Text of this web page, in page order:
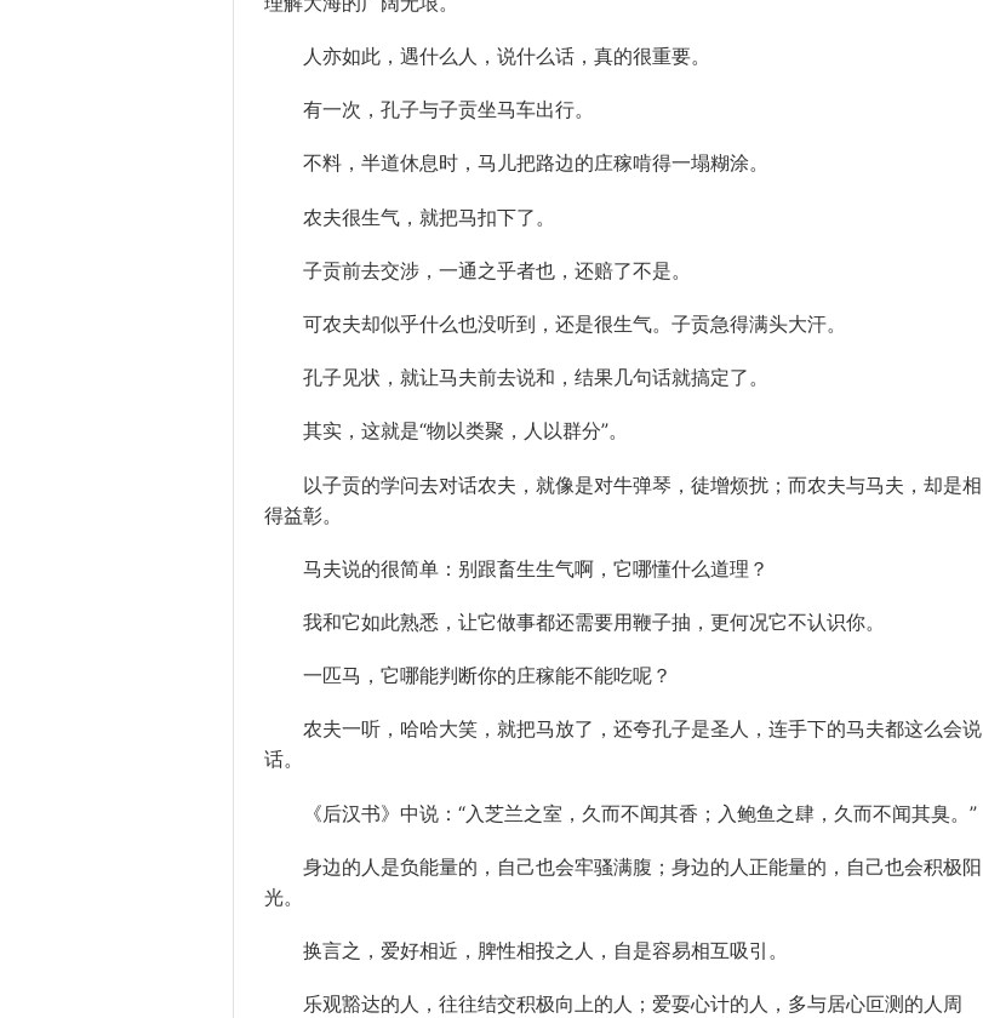
人亦如此，遇什么人，说什么话，真的很重要。
有一次，孔子与子贡坐马车出行。
不料，半道休息时，马儿把路边的庄稼啃得一塌糊涂。
农夫很生气，就把马扣下了。
子贡前去交涉，一通之乎者也，还赔了不是。
可农夫却似乎什么也没听到，还是很生气。子贡急得满头大汗。
孔子见状，就让马夫前去说和，结果几句话就搞定了。
其实，这就是“物以类聚，人以群分”。
以子贡的学问去对话农夫，就像是对牛弹琴，徒增烦扰；而农夫与马夫，却是相
得益彰。
马夫说的很简单：别跟畜生生气啊，它哪懂什么道理？
我和它如此熟悉，让它做事都还需要用鞭子抽，更何况它不认识你。
一匹马，它哪能判断你的庄稼能不能吃呢？
农夫一听，哈哈大笑，就把马放了，还夸孔子是圣人，连手下的马夫都这么会说
话。
《后汉书》中说：“入芝兰之室，久而不闻其香；入鲍鱼之肆，久而不闻其臭。”
身边的人是负能量的，自己也会牢骚满腹；身边的人正能量的，自己也会积极阳
光。
换言之，爱好相近，脾性相投之人，自是容易相互吸引。
乐观豁达的人，往往结交积极向上的人；爱耍心计的人，多与居心叵测的人周